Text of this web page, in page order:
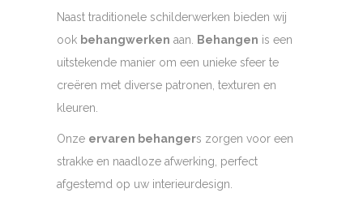
Naast traditionele schilderwerken bieden wij
ook behangwerken aan. Behangen is een
uitstekende manier om een unieke sfeer te
creëren met diverse patronen, texturen en
kleuren.
Onze ervaren behangers zorgen voor een
strakke en naadloze afwerking, perfect
afgestemd op uw interieurdesign.